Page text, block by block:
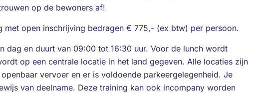
op de bewoners af!
met open inschrijving bedragen € 775,- (ex btw) per persoon.
dag en duurt van 09:00 tot 16:30 uur. Voor de lunch wordt
op een centrale locatie in het land gegeven. Alle locaties zijn
vervoer en er is voldoende parkeergelegenheid. Je
van deelname. Deze training kan ook incompany worden